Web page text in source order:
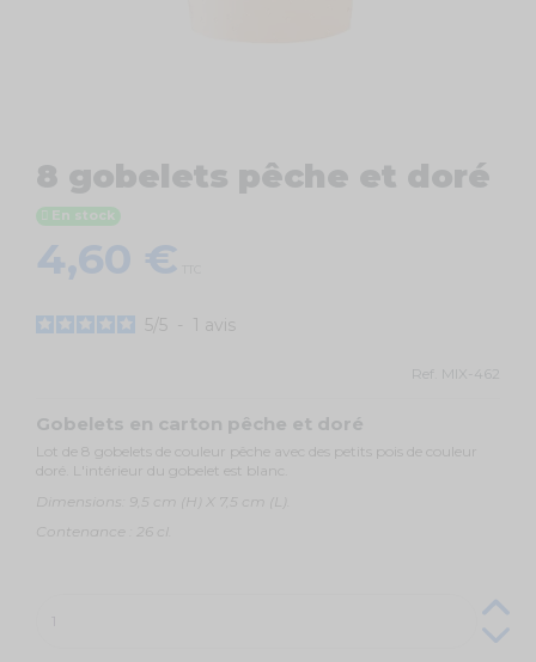
8 gobelets pêche et doré
En stock
4,60 €
5 5 - 1 avis
Ref. MIX-462
Gobelets en carton pêche et doré
Lot de 8 gobelets de couleur pêche avec des petits pois de couleur
doré. L'intérieur du gobelet est blanc.
Dimensions: 9,5 cm (H) X 7,5 cm (L).
Contenance : 26 cl.